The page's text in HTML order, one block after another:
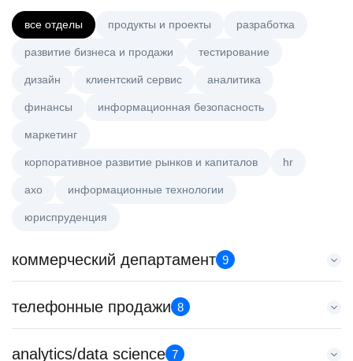
все отделы продукты и проекты разработка
развитие бизнеса и продажи тестирование
дизайн клиентский сервис аналитика
финансы информационная безопасность
маркетинг
корпоративное развитие рынков и капиталов hr
axo информационные технологии
юриспруденция
коммерческий департамент 9
Менеджер по работе с ключевыми клиентами (КАМ)
HeadHunter::Коммерческий департамент
з/п не указана
телефонные продажи 8
Менеджер по продажам B2B (сегмент SMB)
analytics/data science 7